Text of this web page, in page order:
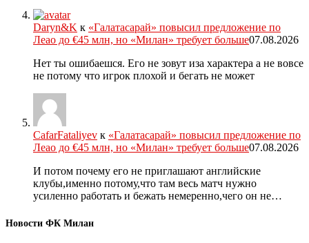
Daryn&K к «Галатасарай» повысил предложение по
Леао до €45 млн, но «Милан» требует больше07.08.2026
Нет ты ошибаешся. Его не зовут иза характера а не вовсе
не потому что игрок плохой и бегать не может
CafarFataliyev к «Галатасарай» повысил предложение по
Леао до €45 млн, но «Милан» требует больше07.08.2026
И потом почему его не приглашают английские
клубы,именно потому,что там весь матч нужно
усиленно работать и бежать немеренно,чего он не…
Новости ФК Милан